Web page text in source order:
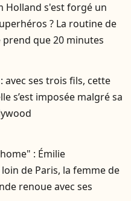
Holland s'est forgé un
? La routine de
que 20 minutes
avec ses trois fils, cette
s’est imposée malgré sa
: Émilie
de Paris, la femme de
renoue avec ses